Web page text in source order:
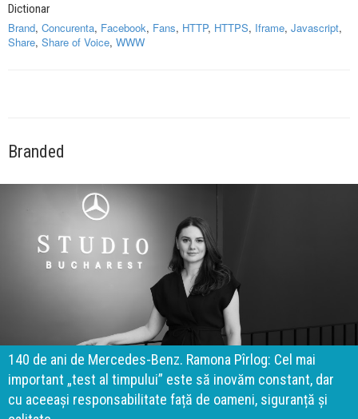
Dictionar
Brand, Concurenta, Facebook, Fans, HTTP, HTTPS, Iframe, Javascript,
Share, Share of Voice, WWW
Branded
140 de ani de Mercedes-Benz. Ramona Pîrlog: Cel mai
important „test al timpului” este să inovăm constant, dar
cu aceeași responsabilitate față de oameni, siguranță și